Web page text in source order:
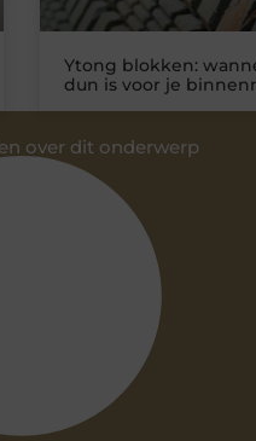
Ytong blokken:
dun is voor je
over dit onderwerp